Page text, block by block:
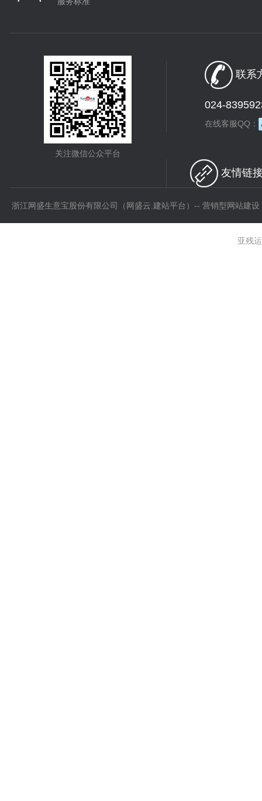
关注微信公众平台
联系
024-
在线客服QQ：
友情链
浙江网盛生意宝股份有限公司（网盛云.建站平台）-- 营销型网站建
亚残